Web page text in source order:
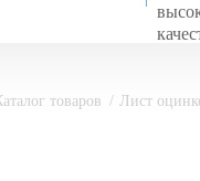
товаров Лист